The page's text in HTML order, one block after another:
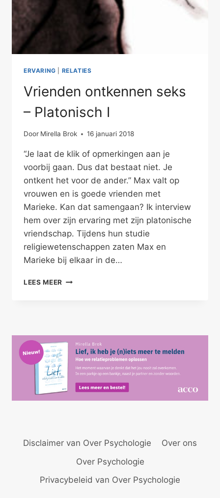
ERVARING RELATIES
Vrienden ontkennen seks
– Platonisch I
Door Mirella Brok 16 januari 2018
“Je laat de klik of opmerkingen aan je
voorbij gaan. Dus dat bestaat niet. Je
ontkent het voor de ander.” Max valt op
vrouwen en is goede vrienden met
Marieke. Kan dat samengaan? Ik interview
hem over zijn ervaring met zijn platonische
vriendschap. Tijdens hun studie
religiewetenschappen zaten Max en
Marieke bij elkaar in de…
LEES MEER VRIENDEN
Disclaimer van Over Psychologie
Over ons
Over Psychologie
Privacybeleid van Over Psychologie